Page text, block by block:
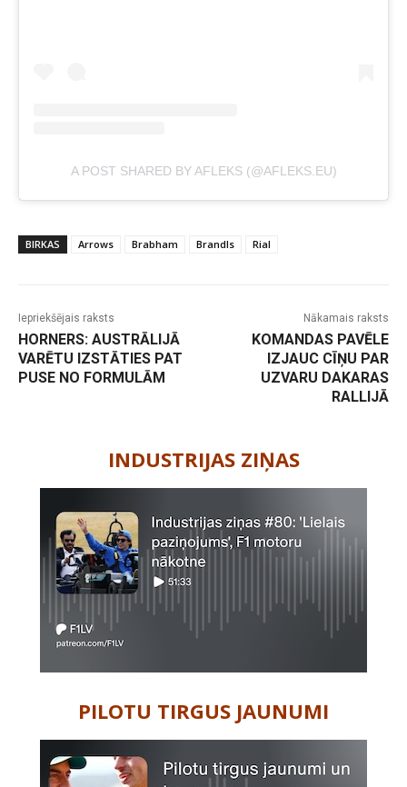
A POST SHARED BY AFLEKS (@AFLEKS.EU)
BIRKAS Arrows Brabham Brandls Rial
Iepriekšējais raksts
HORNERS: AUSTRĀLIJĀ
VARĒTU IZSTĀTIES PAT
PUSE NO FORMULĀM
Nākamais raksts
KOMANDAS PAVĒLE
IZJAUC CĪŅU PAR
UZVARU DAKARAS
RALLIJĀ
INDUSTRIJAS ZIŅAS
PILOTU TIRGUS JAUNUMI